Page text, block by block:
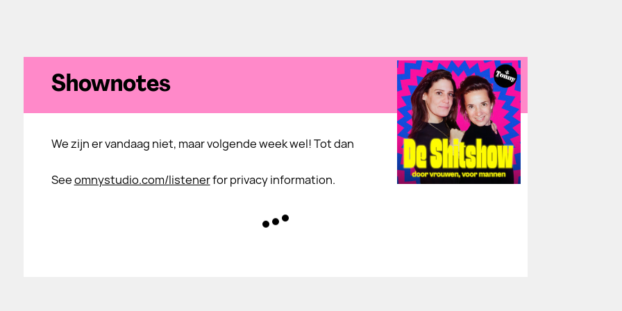
Shownotes
We zijn er vandaag niet, maar volgende week wel! Tot dan
Seeomnystudio.com/listenerfor privacy information.